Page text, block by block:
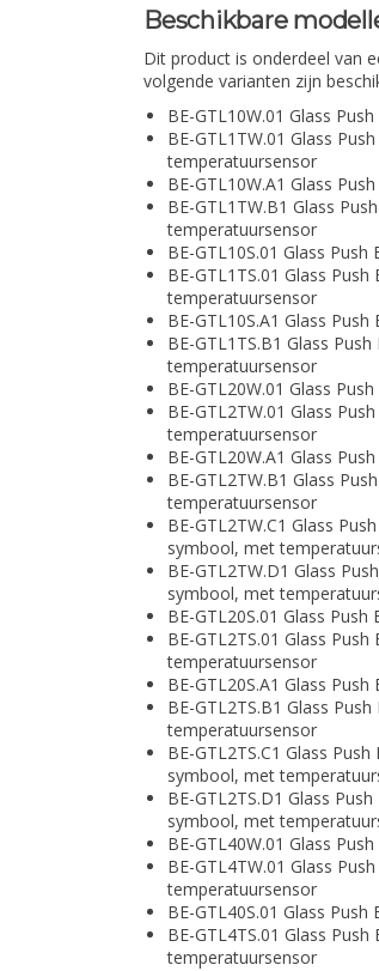
Beschikbare
Dit product is onderdeel van
volgende varianten zijn
BE-GTL10W.01 Glass
BE-GTL1TW.01 Glass
temperatuursensor
BE-GTL10W.A1 Glass
BE-GTL1TW.B1 Glass
temperatuursensor
BE-GTL10S.01 Glass
BE-GTL1TS.01 Glass
temperatuursensor
BE-GTL10S.A1 Glass
BE-GTL1TS.B1 Glass
temperatuursensor
BE-GTL20W.01 Glass
BE-GTL2TW.01 Glass
temperatuursensor
BE-GTL20W.A1 Glass
BE-GTL2TW.B1 Glass
temperatuursensor
BE-GTL2TW.C1 Glass
symbool, met
BE-GTL2TW.D1 Glass
symbool, met
BE-GTL20S.01 Glass
BE-GTL2TS.01 Glass
temperatuursensor
BE-GTL20S.A1 Glass
BE-GTL2TS.B1 Glass
temperatuursensor
BE-GTL2TS.C1 Glass
symbool, met
BE-GTL2TS.D1 Glass
symbool, met
BE-GTL40W.01 Glass
BE-GTL4TW.01 Glass
temperatuursensor
BE-GTL40S.01 Glass
BE-GTL4TS.01 Glass
temperatuursensor